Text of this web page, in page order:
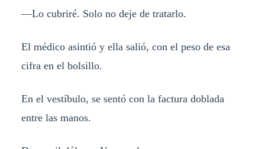
—Lo cubriré. Solo no deje de tratarlo.
El médico asintió y ella salió, con el peso de esa
cifra en el bolsillo.
En el vestíbulo, se sentó con la factura doblada
entre las manos.